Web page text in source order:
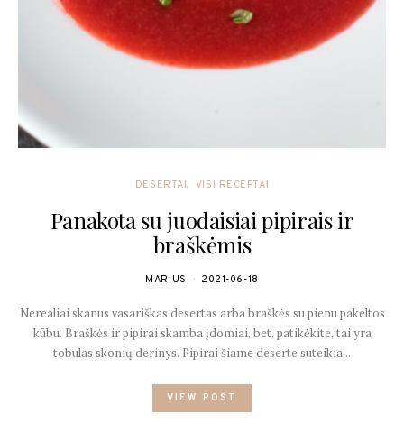
DESERTAI VISI RECEPTAI
Panakota su juodaisiai pipirais ir
braškėmis
MARIUS 2021-06-18
Nerealiai skanus vasariškas desertas arba braškės su pienu pakeltos
kūbu. Braškės ir pipirai skamba įdomiai, bet, patikėkite, tai yra
tobulas skonių derinys. Pipirai šiame deserte suteikia…
VIEW POST